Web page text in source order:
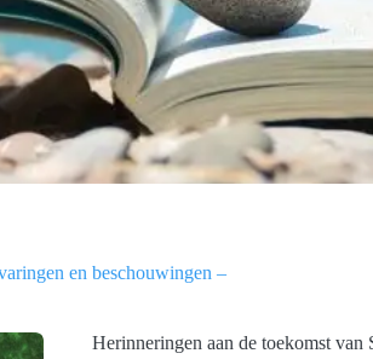
en beschouwingen –
Herinneringen aan de toekomst